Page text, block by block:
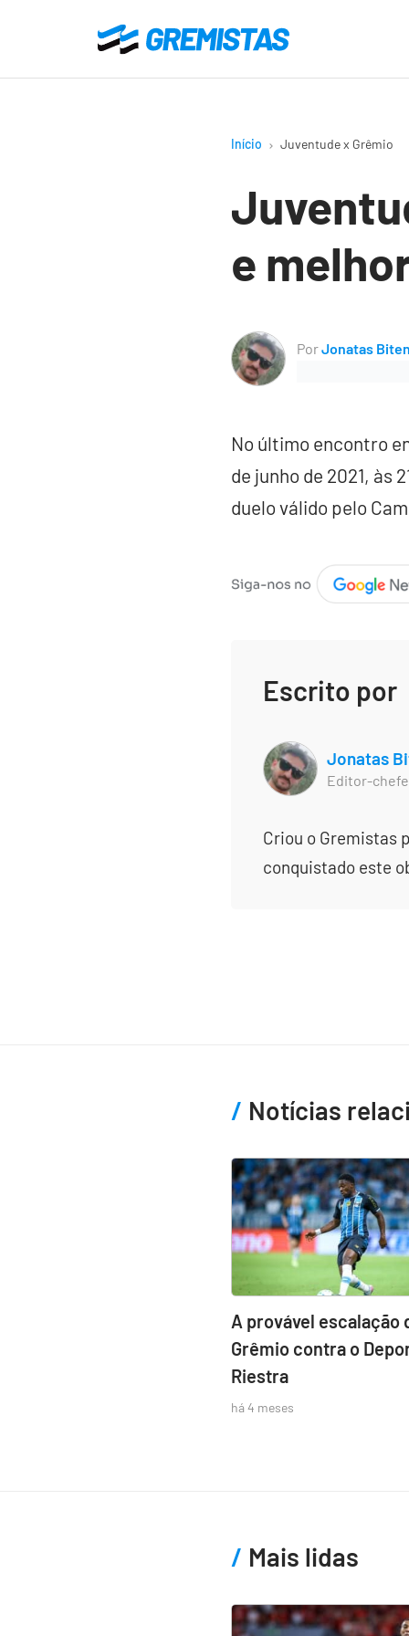
o
Gremistas
Início Juventude x Grêmio
e
PorJonatas
No último encontro
de junho de 2021, às
duelo válido pelo
Escrito por
Jonatas
Editor-chefe
Criou o Gremistas
conquistado este
Notícias
A provável escalação
Grêmio contra o
Riestra
há 4 meses
Mais lidas